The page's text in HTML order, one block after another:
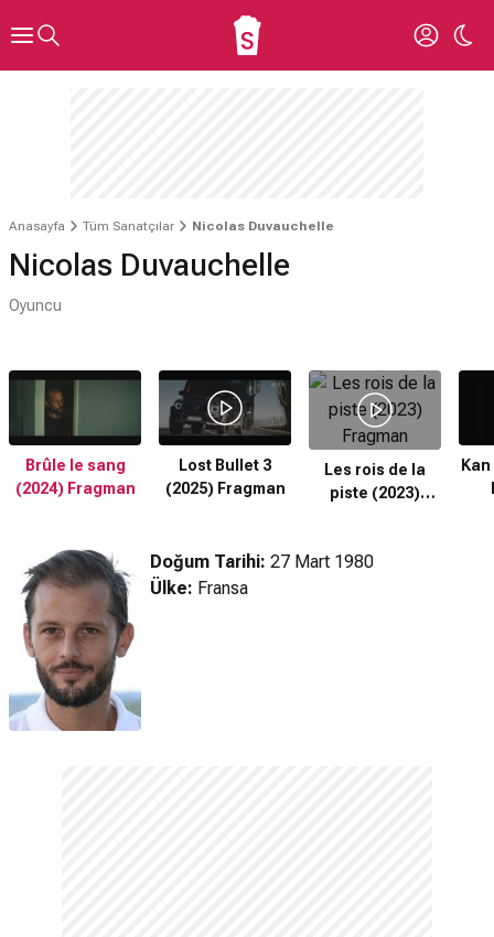
Anasayfa Tüm Sanatçılar Nicolas Duvauchelle
Nicolas Duvauchelle
Oyuncu
Brûle le sang
(2024) Fragman
Lost Bullet 3
(2025) Fragman
Les rois de la
piste (2023)
Doğum Tarihi: 27 Mart 1980
Ülke: Fransa